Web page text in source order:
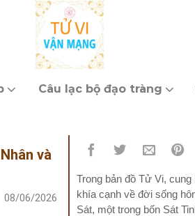
Câu lạc bộ đạo tràng
và
08/06/2026
Trong bản đồ Tử Vi,
khía cạnh về đời sống
Sát, một trong bốn Sát